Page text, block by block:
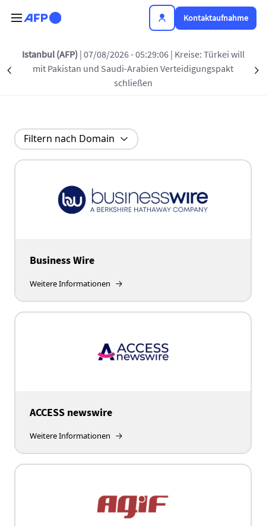
Kontaktaufnahme
Précédent
Istanbul (AFP) | 07/08/2026 - 05:29:06 | Kreise: Türkei will
mit Pakistan und Saudi-Arabien Verteidigungspakt
schließen
Alle unsere Partner
Filtern nach Domain
Business Wire
Weitere Informationen
ACCESS newswire
Weitere Informationen